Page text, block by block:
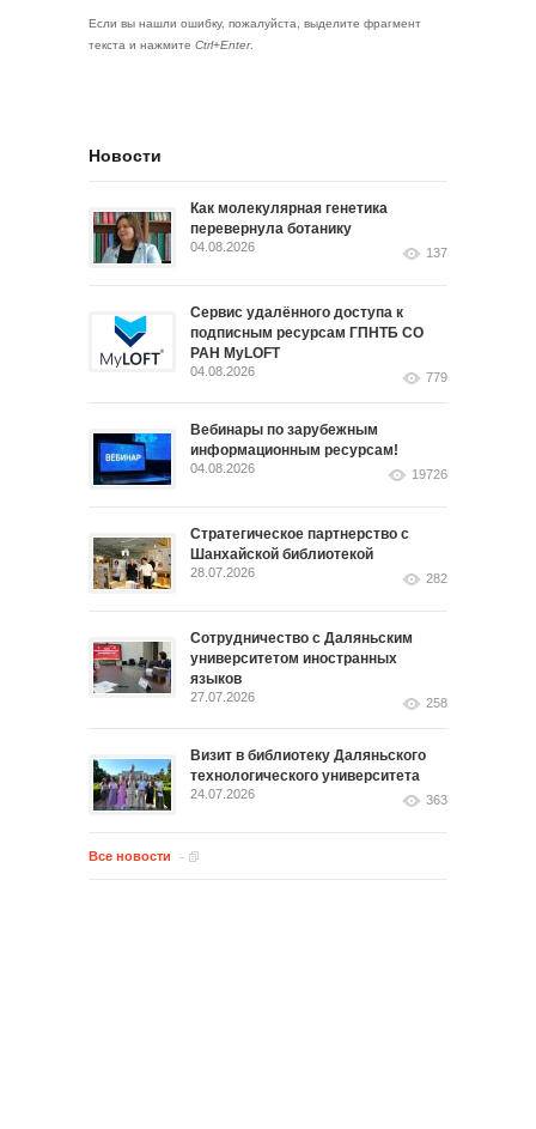
Если вы нашли ошибку, пожалуйста, выделите фрагмент
текста и нажмите Ctrl+Enter.
Новости
Как молекулярная генетика
перевернула ботанику
04.08.2026 137
Сервис удалённого доступа к
подписным ресурсам ГПНТБ СО
РАН MyLOFT
04.08.2026 779
Вебинары по зарубежным
информационным ресурсам!
04.08.2026 19726
Стратегическое партнерство с
Шанхайской библиотекой
28.07.2026 282
Сотрудничество с Даляньским
университетом иностранных
языков
27.07.2026 258
Визит в библиотеку Даляньского
технологического университета
24.07.2026 363
Все новости